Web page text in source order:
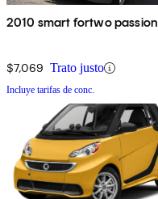
2010 smart fortwo passion
$7,069 Trato justo
Incluye tarifas de conc.